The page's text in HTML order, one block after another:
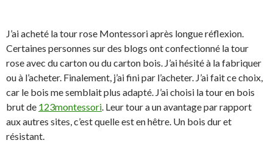
J’ai acheté la tour rose Montessori après longue réflexion.
Certaines personnes sur des blogs ont confectionné la tour
rose avec du carton ou du carton bois. J’ai hésité à la fabriquer
ou à l’acheter. Finalement, j’ai fini par l’acheter. J’ai fait ce choix,
car le bois me semblait plus adapté. J’ai choisi la tour en bois
brut de 123montessori. Leur tour a un avantage par rapport
aux autres sites, c’est quelle est en hêtre. Un bois dur et
résistant.